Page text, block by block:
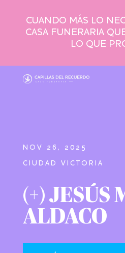
CUANDO MÁS LO
CASA FUNERARIA
LO QUE
NOV 26, 2025
CIUDAD VICTORIA
(+) JESÚS
ALDACO